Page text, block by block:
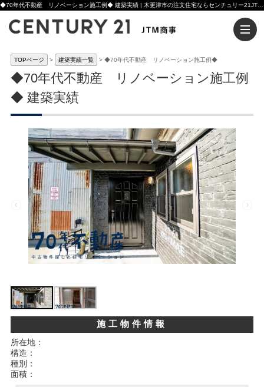
TOPページ 建築実績一覧 ◆70年代不動産 リノベーション施工例◆
◆70年代不動産 リノベーション施工例
◆ 建築実績
施工物件情報
所在地：
構造：
種別：
面積：